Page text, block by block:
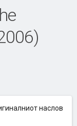
наслов